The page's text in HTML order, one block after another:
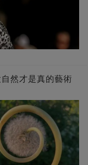
然才是真的藝術